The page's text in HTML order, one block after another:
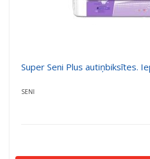
Super Seni Plus autiņbiksītes.
SENI